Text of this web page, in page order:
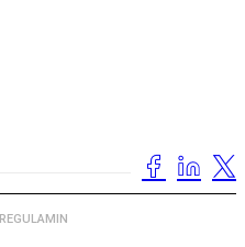
REGULAMIN